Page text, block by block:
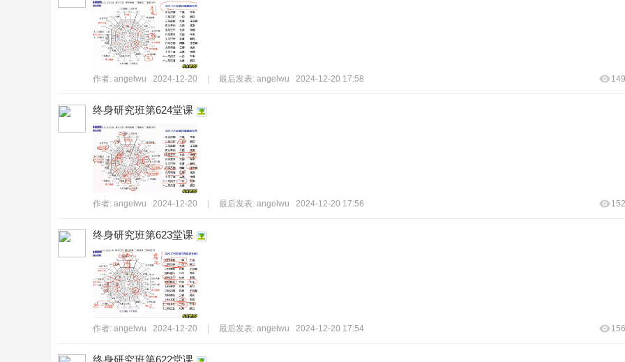
院
作者: angelwu 2024-12-20 最后发表: angelwu 2024-12-20 17:58
终身研究班第624堂课
作者: angelwu 2024-12-20 最后发表: angelwu 2024-12-20 17:56
终身研究班第623堂课
作者: angelwu 2024-12-20 最后发表: angelwu 2024-12-20 17:54
终身研究班第622堂课